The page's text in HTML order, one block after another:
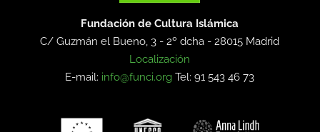
Fundación de Cultura Islámica
C/ Guzmán el Bueno, 3 - 2º dcha -28015 Madrid
Localización
E-mail: info@funci.org Tel: 91 543 46 73